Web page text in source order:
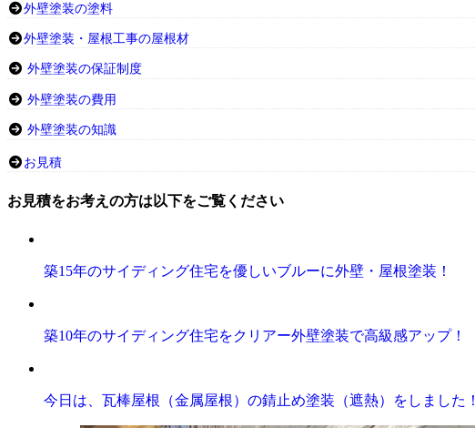
外壁塗装の塗料
外壁塗装・屋根工事の屋根材
外壁塗装の保証制度
外壁塗装の費用
外壁塗装の知識
お見積
お見積をお考えの方は以下をご覧ください
築15年のサイディング住宅を優しいブルーに外壁・屋根塗装！
築10年のサイディング住宅をクリアー外壁塗装で高級感アップ！
今日は、瓦棒屋根（金属屋根）の錆止め塗装（遮熱）をしました！